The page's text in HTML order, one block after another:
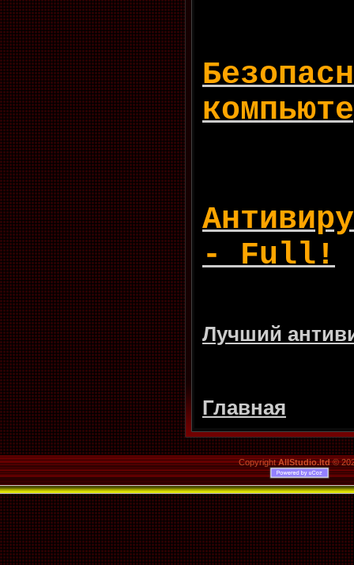
- Full!
Лучший
Главная
CopyrightAllStudio.ltd©